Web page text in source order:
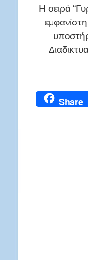
Η σειρά
Share